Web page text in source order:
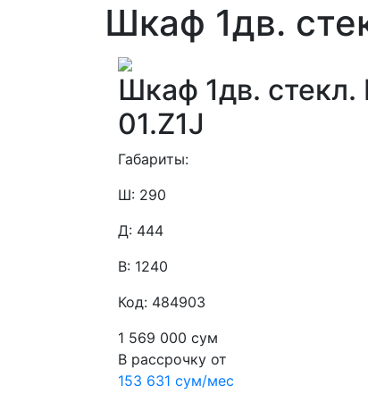
Шкаф 1дв.
Шкаф 1дв. стекл.
01.Z1J
Габариты:
Ш: 290
Д: 444
В: 1240
Код: 484903
1 569 000 сум
В рассрочку от
153 631 сум/мес